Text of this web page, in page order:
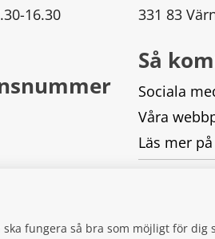
fungera så bra som möjligt för
16.30
331 83
Så
Sociala
Våra
Läs mer